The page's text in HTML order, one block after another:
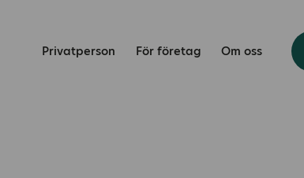
Privatperson För företag Om oss